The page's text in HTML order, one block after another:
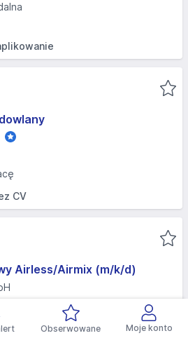
Obserwowane Moje konto
CV
Airless/Airmix (m/k/d)
/ mies.